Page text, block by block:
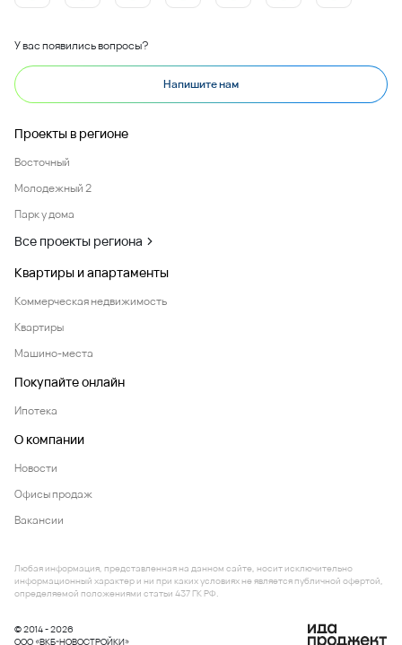
У вас появились вопросы?
Напишите нам
Проекты в регионе
Восточный
Молодежный 2
Парк у дома
Все проекты региона
Квартиры и апартаменты
Коммерческая недвижимость
Квартиры
Машино-места
Покупайте онлайн
Ипотека
О компании
Новости
Офисы продаж
Вакансии
© 2014 - 2026
ООО «ВКБ-НОВОСТРОЙКИ»
Любая информация, представленная на данном сайте, носит исключительно
информационный характер и ни при каких условиях не является публичной офертой,
определяемой положениями статьи 437 ГК РФ.